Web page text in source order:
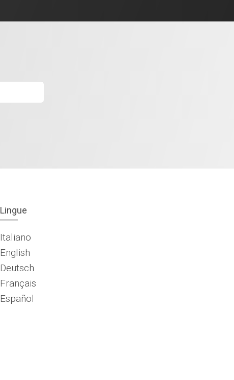
Lingue
Italiano
English
Deutsch
Français
Español